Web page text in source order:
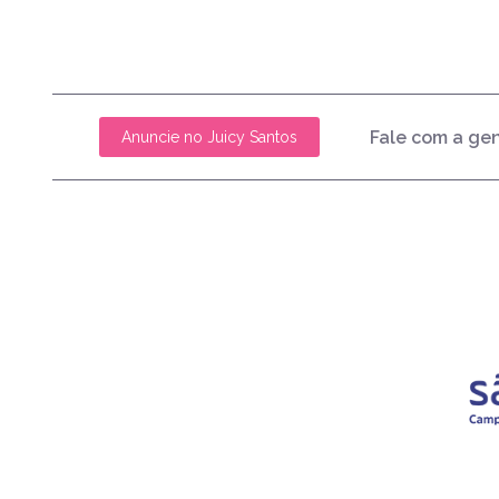
Anuncie no Juicy Santos Fale com a